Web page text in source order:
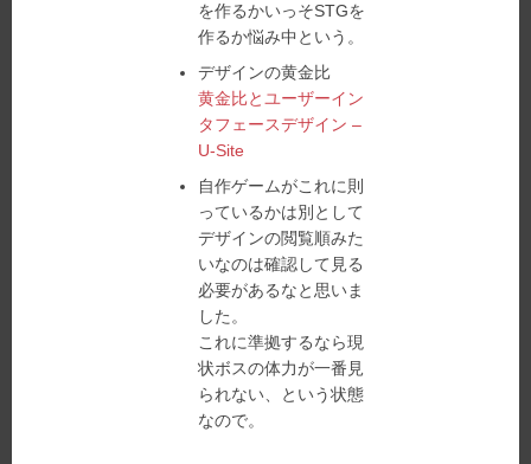
を作るかいっそSTGを
作るか悩み中という。
デザインの黄金比
黄金比とユーザーイン
タフェースデザイン –
U-Site
自作ゲームがこれに則
っているかは別として
デザインの閲覧順みた
いなのは確認して見る
必要があるなと思いま
した。
これに準拠するなら現
状ボスの体力が一番見
られない、という状態
なので。